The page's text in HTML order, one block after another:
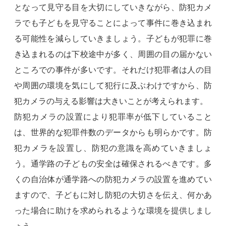
となって見守る目を大切にしていきながら、防犯カメ
ラでも子どもを見守ることによって事件に巻き込まれ
る可能性を減らしていきましょう。子どもが犯罪に巻
き込まれるのは下校途中が多く、周囲の目の届かない
ところでの事件が多いです。それだけ犯罪者は人の目
や周囲の環境を気にして犯行に及ぶわけですから、防
犯カメラの与える影響は大きいことが考えられます。
防犯カメラの設置により犯罪率が低下していること
は、世界的な犯罪件数のデータからも明らかです。防
犯カメラを設置し、防犯の意識を高めていきましょ
う。通学路の子どもの安全は確保されるべきです。多
くの自治体が通学路への防犯カメラの設置を進めてい
ますので、子どもに対し防犯の大切さを伝え、何かあ
った場合に助けを求められるような環境を提供しまし